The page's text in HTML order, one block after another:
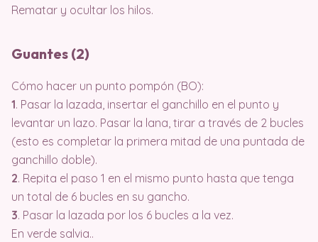
Rematar y ocultar los hilos.
Guantes (2)
Cómo hacer un punto pompón (BO):
1. Pasar la lazada, insertar el ganchillo en el punto y
levantar un lazo. Pasar la lana, tirar a través de 2 bucles
(esto es completar la primera mitad de una puntada de
ganchillo doble).
2. Repita el paso 1 en el mismo punto hasta que tenga
un total de 6 bucles en su gancho.
3. Pasar la lazada por los 6 bucles a la vez.
En verde salvia..